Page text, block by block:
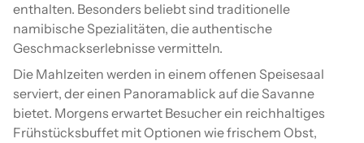
enthalten. Besonders beliebt sind traditionelle
namibische Spezialitäten, die authentische
Geschmackserlebnisse vermitteln.
Die Mahlzeiten werden in einem offenen Speisesaal
serviert, der einen Panoramablick auf die Savanne
bietet. Morgens erwartet Besucher ein reichhaltiges
Frühstücksbuffet mit Optionen wie frischem Obst,